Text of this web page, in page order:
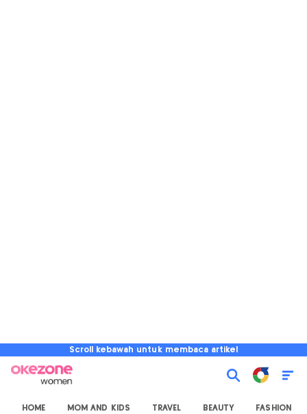
Scroll kebawah untuk membaca artikel
HOME MOM AND KIDS TRAVEL BEAUTY FASHION